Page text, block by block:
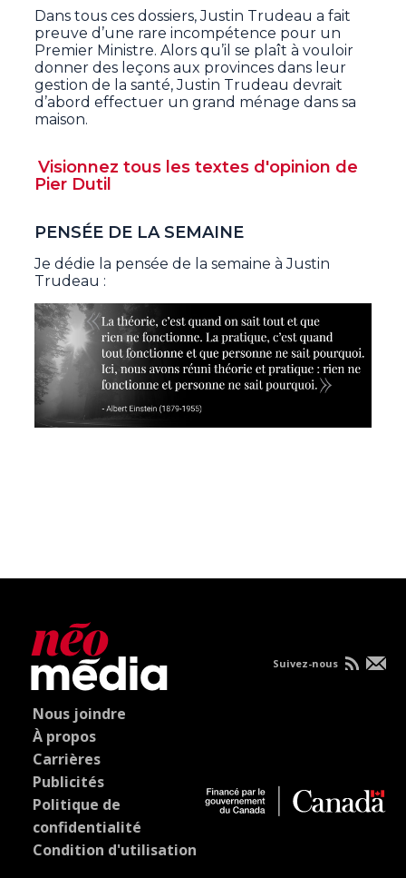
Dans tous ces dossiers, Justin Trudeau a fait
preuve d’une rare incompétence pour un
Premier Ministre. Alors qu’il se plaît à vouloir
donner des leçons aux provinces dans leur
gestion de la santé, Justin Trudeau devrait
d’abord effectuer un grand ménage dans sa
maison.
Visionnez tous les textes d'opinion de
Pier Dutil
PENSÉE DE LA SEMAINE
Je dédie la pensée de la semaine à Justin
Trudeau :
Nous joindre
À propos
Carrières
Publicités
Politique de
confidentialité
Condition d'utilisation
Suivez-nous